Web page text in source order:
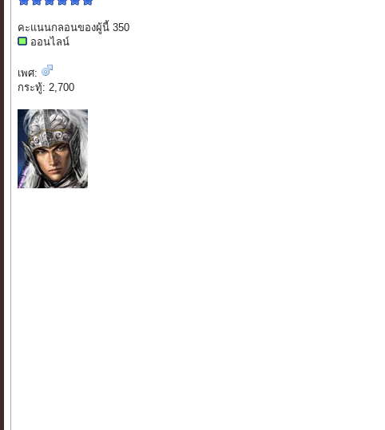
คะแนนกลอนของผู้นี้ 350
ออนไลน์
เพศ:
กระทู้: 2,700